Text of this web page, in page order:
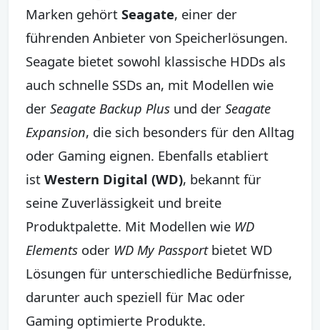
Marken gehört Seagate, einer der
führenden Anbieter von Speicherlösungen.
Seagate bietet sowohl klassische HDDs als
auch schnelle SSDs an, mit Modellen wie
der Seagate Backup Plus und der Seagate
Expansion, die sich besonders für den Alltag
oder Gaming eignen. Ebenfalls etabliert
ist Western Digital (WD), bekannt für
seine Zuverlässigkeit und breite
Produktpalette. Mit Modellen wie WD
Elements oder WD My Passportbietet WD
Lösungen für unterschiedliche Bedürfnisse,
darunter auch speziell für Mac oder
Gaming optimierte Produkte.